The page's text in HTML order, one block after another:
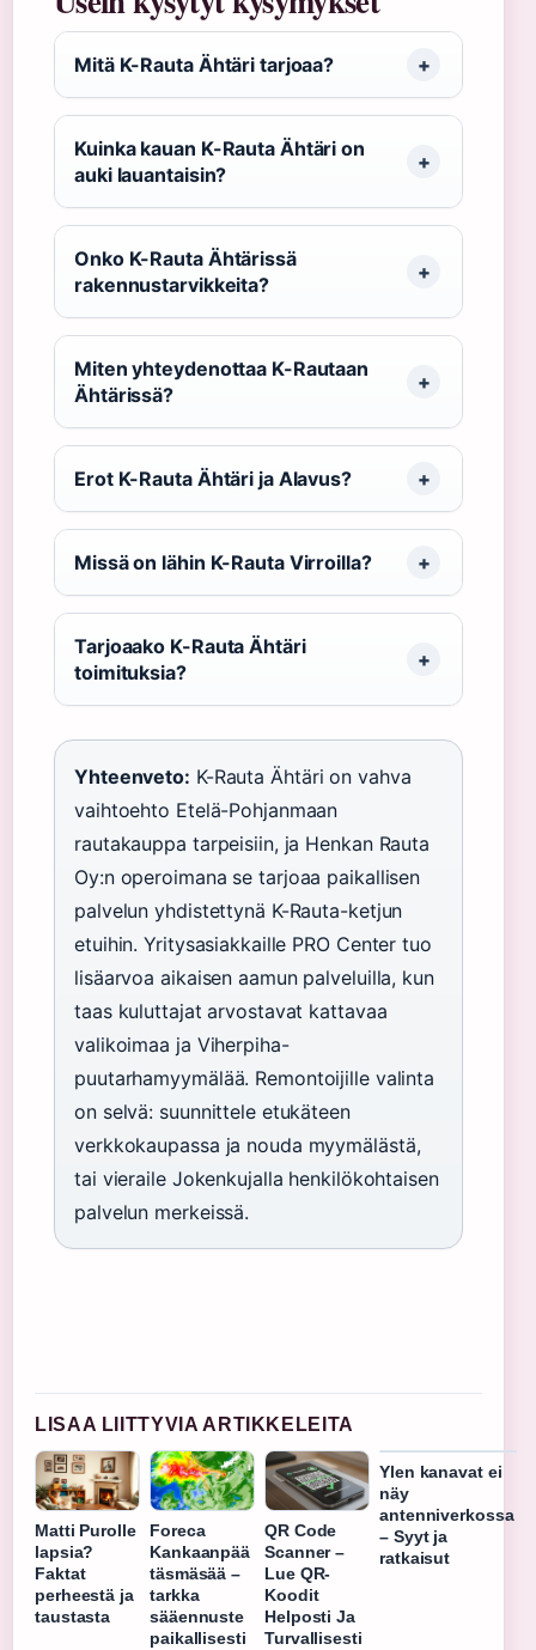
Mitä K-Rauta Ähtäri tarjoaa?
Kuinka kauan K-Rauta Ähtäri on
auki lauantaisin?
Onko K-Rauta Ähtärissä
rakennustarvikkeita?
Miten yhteydenottaa K-Rautaan
Ähtärissä?
Erot K-Rauta Ähtäri ja Alavus?
Missä on lähin K-Rauta Virroilla?
Tarjoaako K-Rauta Ähtäri
toimituksia?
Yhteenveto: K-Rauta Ähtäri on vahva
vaihtoehto Etelä-Pohjanmaan
rautakauppa tarpeisiin, ja Henkan Rauta
Oy:n operoimana se tarjoaa paikallisen
palvelun yhdistettynä K-Rauta-ketjun
etuihin. Yritysasiakkaille PRO Center tuo
lisäarvoa aikaisen aamun palveluilla, kun
taas kuluttajat arvostavat kattavaa
valikoimaa ja Viherpiha-
puutarhamyymälää. Remontoijille valinta
on selvä: suunnittele etukäteen
verkkokaupassa ja nouda myymälästä,
tai vieraile Jokenkujalla henkilökohtaisen
palvelun merkeissä.
LISAA LIITTYVIA ARTIKKELEITA
Matti Purolle
lapsia?
Faktat
perheestä ja
taustasta
Foreca
Kankaanpää
täsmäsää –
tarkka
sääennuste
paikallisesti
QR Code
Scanner –
Lue QR-
Koodit
Helposti Ja
Turvallisesti
Ylen kanavat ei
näy
antenniverkossa
– Syyt ja
ratkaisut